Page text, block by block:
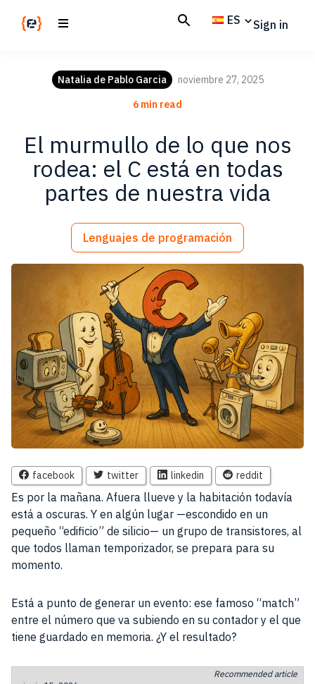
Magazine
ES Sign in
Natalia de Pablo Garcia
noviembre 27, 2025
6 min read
El murmullo de lo que nos
rodea: el C está en todas
partes de nuestra vida
Lenguajes de programación
facebook twitter linkedin reddit
Es por la mañana. Afuera llueve y la habitación todavía
está a oscuras. Y en algún lugar —escondido en un
pequeño “edificio” de silicio— un grupo de transistores, al
que todos llaman temporizador, se prepara para su
momento.
Está a punto de generar un evento: ese famoso “match”
entre el número que va subiendo en su contador y el que
tiene guardado en memoria. ¿Y el resultado?
Recommended article